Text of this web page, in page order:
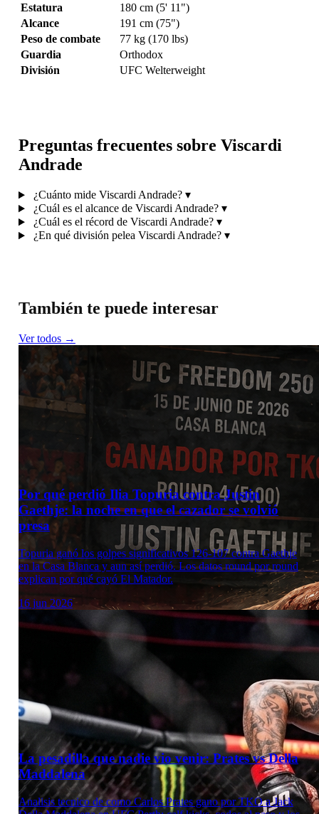
Estatura
180 cm (5' 11")
Alcance
191 cm (75")
Peso de combate
77 kg (170 lbs)
Guardia
Orthodox
División
UFC Welterweight
Preguntas frecuentes sobre Viscardi
Andrade
¿Cuánto mide Viscardi Andrade? ▾
¿Cuál es el alcance de Viscardi Andrade? ▾
¿Cuál es el récord de Viscardi Andrade? ▾
¿En qué división pelea Viscardi Andrade? ▾
También te puede interesar
Ver todos →
Por qué perdió Ilia Topuria contra Justin
Gaethje: la noche en que el cazador se volvió
presa
Topuria ganó los golpes significativos 126-107 contra Gaethje
en la Casa Blanca y aun así perdió. Los datos round por round
explican por qué cayó El Matador.
16 jun 2026
La pesadilla que nadie vio venir: Prates vs Della
Maddalena
Analisis tecnico de como Carlos Prates gano por TKO a Jack